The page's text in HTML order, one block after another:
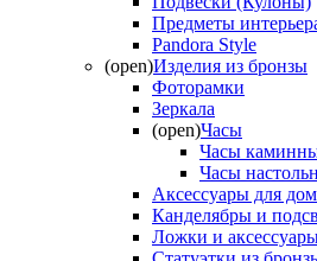
Предметы
Pandora Style
(open)Изделия из бронзы
Фоторамки
Зеркала
(open)Часы
Часы
Часы
Аксессуары для
Канделябры и
Ложки и